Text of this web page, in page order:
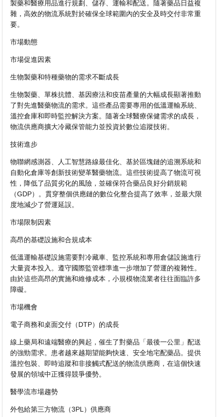
製藥和醫療用品進行規劃、儲存、運輸和配送。隨著藥品日益複
雜，高效的物流系統對於確保全球範圍內的安全及時交付非常重
要。
市場動態
市場促進因素
生物製藥和特種藥物的需求不斷成長
生物製藥、單株抗體、基因療法和疫苗產量的大幅成長顯著推動
了對先進醫藥物流的需求。這些產品需要專用的低溫運輸系統、
溫控倉庫和即時監控解決方案。隨著全球醫療保健需求的成長，
物流供應商擴大冷藏保管能力並投資於數位追蹤技術。
技術進步
物聯網感測器、人工智慧路線最佳化、基於區塊鏈的追溯系統和
自動化倉庫等創新技術變革醫藥物流。這些技術提高了物流可視
性，降低了品質劣化的風險，並確保符合藥品良好分銷規範
（GDP）。貫穿整個供應鏈的數位化整合提高了效率，並最大限
度地減少了營運延誤。
市場限制因素
高昂的基礎設施和合規成本
低溫運輸基礎設施需要對冷藏車、監控系統和專用倉儲設施進行
大量資本投入。遵守國際監管標準進一步增加了營運的複雜性。
由於這些高昂的實施和維修成本，小規模物流業者往往面臨許多
障礙。
市場機會
電子商務和桌面交付（DTP）的成長
線上藥局和遠端醫療的興起，催生了對藥品「最後一公里」配送
的強勁需求。患者越來越期望能夠快速、安全地宅配藥品。提供
溫控包裝、即時追蹤和非接觸式配送的物流供應商，在這個快速
發展的領域中正獲得競爭優勢。
醫學流市場趨勢
外包給第三方物流（3PL）供應商